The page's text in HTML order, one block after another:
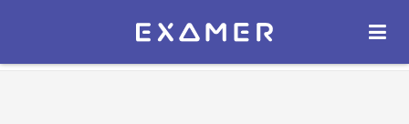
Экзамер — ЕГЭ 2027
ОТКРЫТЬ